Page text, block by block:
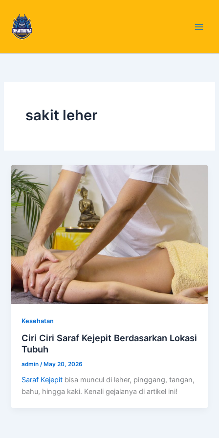
content
sakit leher
Kesehatan
Ciri Ciri Saraf Kejepit Berdasarkan Lokasi
Tubuh
admin /May 20, 2026
Saraf Kejepit bisa muncul di leher, pinggang, tangan,
bahu, hingga kaki. Kenali gejalanya di artikel ini!